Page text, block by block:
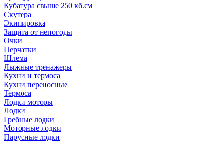
Кубатура свыше 250 кб.см
Скутера
Экипировка
Защита от непогоды
Очки
Перчатки
Шлема
Лыжные тренажеры
Кухни и термоса
Кухни переносные
Термоса
Лодки моторы
Лодки
Гребные лодки
Моторные лодки
Парусные лодки